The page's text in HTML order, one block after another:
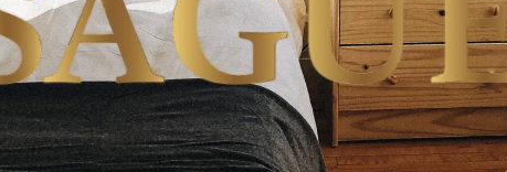
Logements
au
Saguenay